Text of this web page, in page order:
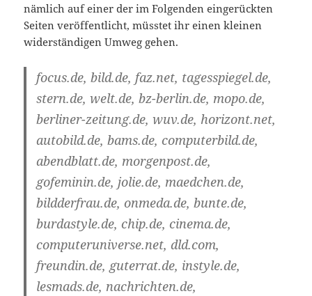
nämlich auf einer der im Folgenden eingerückten
Seiten veröffentlicht, müsstet ihr einen kleinen
widerständigen Umweg gehen.
focus.de, bild.de, faz.net, tagesspiegel.de,
stern.de, welt.de, bz-berlin.de, mopo.de,
berliner-zeitung.de, wuv.de, horizont.net,
autobild.de, bams.de, computerbild.de,
abendblatt.de, morgenpost.de,
gofeminin.de, jolie.de, maedchen.de,
bildderfrau.de, onmeda.de, bunte.de,
burdastyle.de, chip.de, cinema.de,
computeruniverse.net, dld.com,
freundin.de, guterrat.de, instyle.de,
lesmads.de, nachrichten.de,